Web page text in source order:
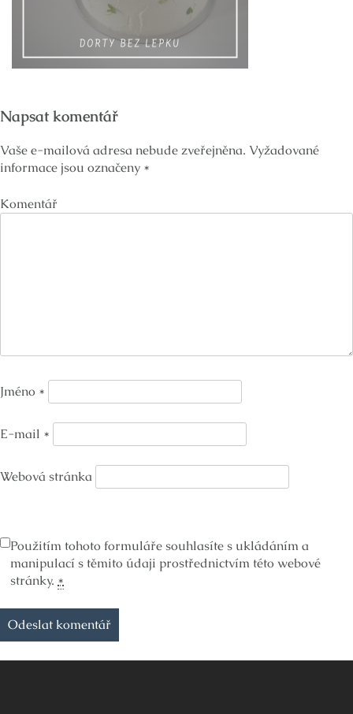
Napsat komentář
Vaše e-mailová adresa nebude zveřejněna. Vyžadované
informace jsou označeny *
Komentář
Jméno *
E-mail *
Webová stránka
Použitím tohoto formuláře souhlasíte s ukládáním a
manipulací s těmito údaji prostřednictvím této webové
stránky. *